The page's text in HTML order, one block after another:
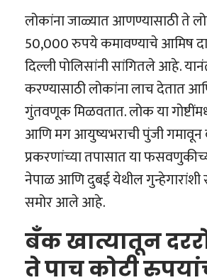
लोकांना जाळ्यात आणण्यासाठी ते
50,000 रुपये कमावण्याचे आमिष
दिल्ली पोलिसांनी सांगितले आहे.
करण्यासाठी लोकांना लाच देतात
गुंतवणूक मिळवतात. लोक या
आणि मग आयुष्यभराची पुंजी गमावून
प्रकरणांच्या तपासात या
नेपाळ आणि दुबई येथील
समोर आले आहे.
बँक खात्यातून
ते पाच कोटी